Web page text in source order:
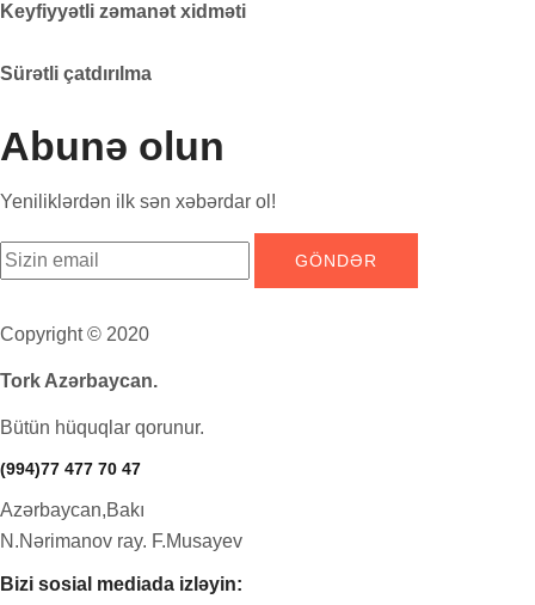
Keyfiyyətli zəmanət xidməti
Sürətli çatdırılma
Abunə olun
Yeniliklərdən ilk sən xəbərdar ol!
Copyright © 2020
Tork Azərbaycan.
Bütün hüquqlar qorunur.
(994)77 477 70 47
Azərbaycan,Bakı
N.Nərimanov ray. F.Musayev
Bizi sosial mediada izləyin: